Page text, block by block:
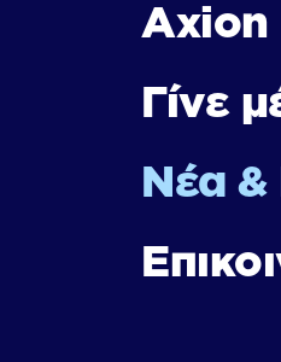
Axion
Γίνε
Νέα &